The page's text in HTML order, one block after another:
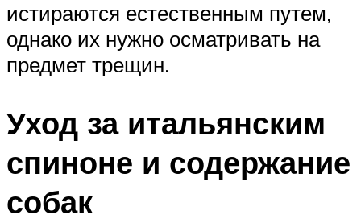
истираются естественным путем,
однако их нужно осматривать на
предмет трещин.
Уход за итальянским
спиноне и содержание
собак